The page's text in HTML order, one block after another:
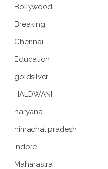
Bollywood
Breaking
Chennai
Education
goldsilver
HALDWANI
haryana
himachal pradesh
indore
Maharastra